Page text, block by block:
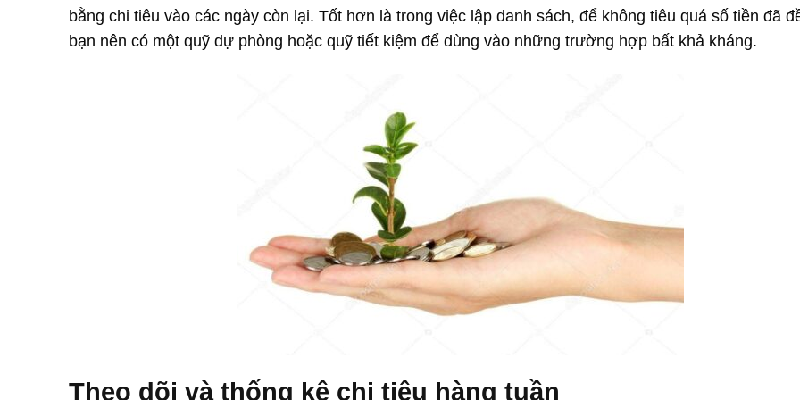
bằng chi tiêu vào các ngày còn lại. Tốt hơn là trong việc lập danh sách, để không tiêu quá số tiền đã
bạn nên có một quỹ dự phòng hoặc quỹ tiết kiệm để dùng vào những trường hợp bất khả kháng.
Theo dõi và thống kê chi tiêu hàng tuần